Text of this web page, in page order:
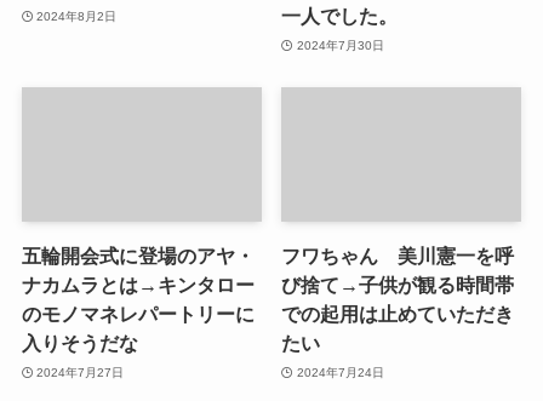
2024年8月2日
一人でした。
2024年7月30日
五輪開会式に登場のアヤ・
ナカムラとは→キンタロー
のモノマネレパートリーに
入りそうだな
2024年7月27日
フワちゃん 美川憲一を呼
び捨て→子供が観る時間帯
での起用は止めていただき
たい
2024年7月24日